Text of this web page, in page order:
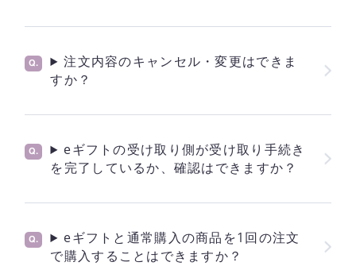
注文内容のキャンセル・変更はできま
すか？
eギフトの受け取り側が受け取り手続き
を完了しているか、確認はできますか？
eギフトと通常購入の商品を1回の注文
で購入することはできますか？